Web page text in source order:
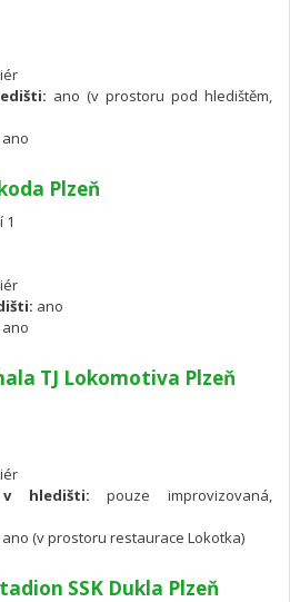
ano (v prostoru pod hledištěm,
ano
Plzeň
1
ano
ano
TJ Lokomotiva Plzeň
hledišti: pouze improvizovaná,
ano (v prostoru restaurace Lokotka)
SSK Dukla Plzeň